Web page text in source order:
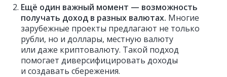
Ещё один важный момент — возможность
получать доход в разных валютах. Многие
зарубежные проекты предлагают не только
рубли, но и доллары, местную валюту
или даже криптовалюту. Такой подход
помогает диверсифицировать доходы
и создавать сбережения.